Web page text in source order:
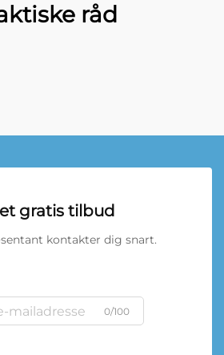
råd
gratis tilbud
kontakter dig snart.
0/100